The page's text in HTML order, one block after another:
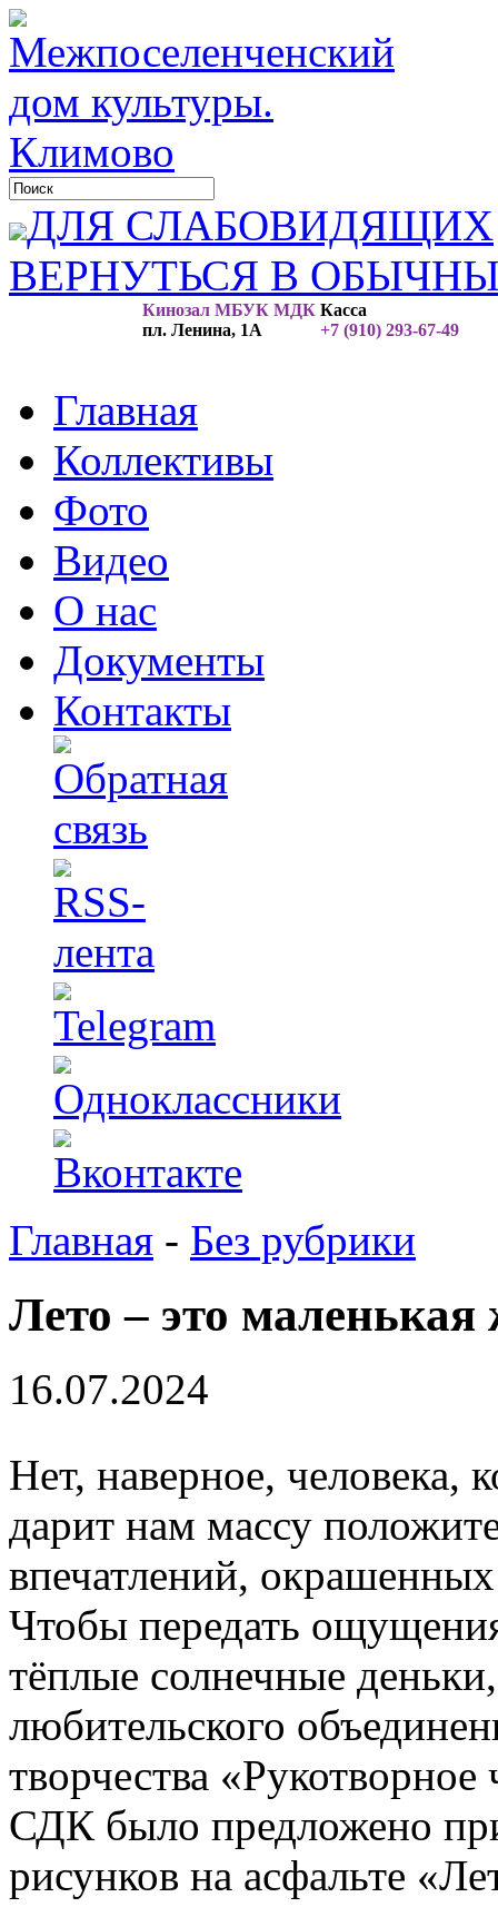
ДЛЯ СЛАБОВИДЯЩИХ
ВЕРНУТЬСЯ В
Кинозал МБУК МДК
пл. Ленина, 1А
Касса
+7 (910) 293-67-49
Главная
Коллективы
Фото
Видео
О нас
Документы
Контакты
Главная - Без рубрики
Лето – это маленькая
16.07.2024
Нет, наверное,
дарит нам массу
впечатлений,
Чтобы передать
тёплые солнечные
любительского
творчества
СДК было предложено
рисунков на асфальте